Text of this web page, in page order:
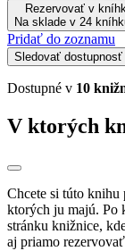
Rezervovať v
Na sklade v 24
Pridať do zoznamu
Sledovať dostupnosť
Dostupné v 10
V ktorých
Chcete si túto
ktorých ju majú. Po
stránku knižnice,
aj priamo